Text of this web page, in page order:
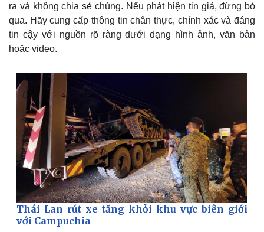
Thế giới
Quan sát
Cuộc sống đó đây
Hồ sơ
Multimedia
Video
Ảnh
E-Magazine
ra và không chia sẻ chúng. Nếu phát hiện tin giả, đừng bỏ
qua. Hãy cung cấp thông tin chân thực, chính xác và đáng
tin cậy với nguồn rõ ràng dưới dạng hình ảnh, văn bản
hoặc video.
Thái Lan rút xe tăng khỏi khu vực biên giới
với Campuchia